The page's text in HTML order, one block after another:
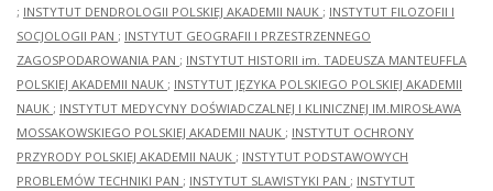
; INSTYTUT DENDROLOGII POLSKIEJ AKADEMII NAUK ; INSTYTUT FILOZOFII I
SOCJOLOGII PAN ; INSTYTUT GEOGRAFII I PRZESTRZENNEGO
ZAGOSPODAROWANIA PAN ; INSTYTUT HISTORII im. TADEUSZA MANTEUFFLA
POLSKIEJ AKADEMII NAUK ; INSTYTUT JĘZYKA POLSKIEGO POLSKIEJ AKADEMII
NAUK ; INSTYTUT MEDYCYNY DOŚWIADCZALNEJ I KLINICZNEJ IM.MIROSŁAWA
MOSSAKOWSKIEGO POLSKIEJ AKADEMII NAUK ; INSTYTUT OCHRONY
PRZYRODY POLSKIEJ AKADEMII NAUK ; INSTYTUT PODSTAWOWYCH
PROBLEMÓW TECHNIKI PAN ; INSTYTUT SLAWISTYKI PAN ; INSTYTUT